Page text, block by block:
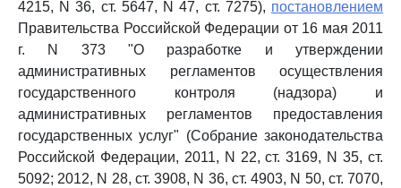
4215, N 36, ст. 5647, N 47, ст. 7275), постановлением
Правительства Российской Федерации от 16 мая 2011
г. N 373 "О разработке и утверждении
административных регламентов осуществления
государственного контроля (надзора) и
административных регламентов предоставления
государственных услуг" (Собрание законодательства
Российской Федерации, 2011, N 22, ст. 3169, N 35, ст.
5092; 2012, N 28, ст. 3908, N 36, ст. 4903, N 50, ст. 7070,